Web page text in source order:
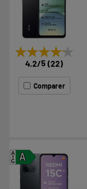
★★★★★
★★★★★
4.2/5 (22)
Comparer
A
A
G